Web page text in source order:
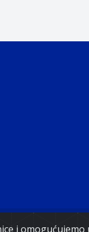
i
Federacije